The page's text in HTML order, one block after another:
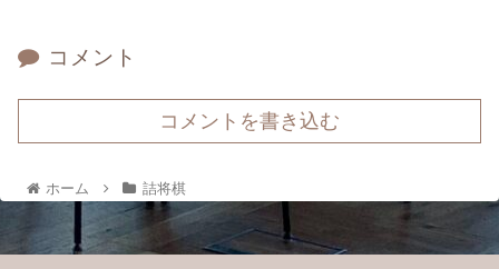
コメント
コメントを書き込む
ホーム 詰将棋